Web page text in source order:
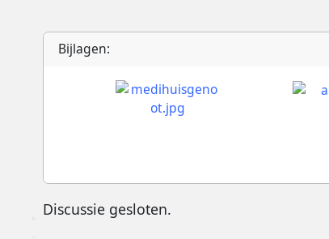
Bijlagen:
Discussie gesloten.